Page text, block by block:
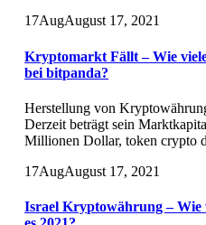
17AugAugust 17, 2021
Kryptomarkt Fällt – Wie
bei bitpanda?
Herstellung von
Derzeit beträgt sein
Millionen Dollar, token crypto
17AugAugust 17, 2021
Israel Kryptowährung –